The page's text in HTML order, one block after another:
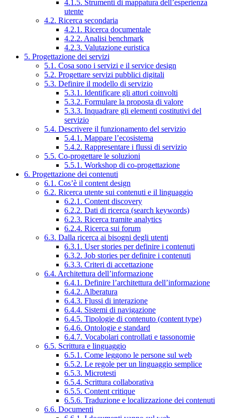
4.1.5. Strumenti di mappatura dell’esperienza
utente
4.2. Ricerca secondaria
4.2.1. Ricerca documentale
4.2.2. Analisi benchmark
4.2.3. Valutazione euristica
5. Progettazione dei servizi
5.1. Cosa sono i servizi e il service design
5.2. Progettare servizi pubblici digitali
5.3. Definire il modello di servizio
5.3.1. Identificare gli attori coinvolti
5.3.2. Formulare la proposta di valore
5.3.3. Inquadrare gli elementi costitutivi del
servizio
5.4. Descrivere il funzionamento del servizio
5.4.1. Mappare l’ecosistema
5.4.2. Rappresentare i flussi di servizio
5.5. Co-progettare le soluzioni
5.5.1. Workshop di co-progettazione
6. Progettazione dei contenuti
6.1. Cos’è il content design
6.2. Ricerca utente sui contenuti e il linguaggio
6.2.1. Content discovery
6.2.2. Dati di ricerca (search keywords)
6.2.3. Ricerca tramite analytics
6.2.4. Ricerca sui forum
6.3. Dalla ricerca ai bisogni degli utenti
6.3.1. User stories per definire i contenuti
6.3.2. Job stories per definire i contenuti
6.3.3. Criteri di accettazione
6.4. Architettura dell’informazione
6.4.1. Definire l’architettura dell’informazione
6.4.2. Alberatura
6.4.3. Flussi di interazione
6.4.4. Sistemi di navigazione
6.4.5. Tipologie di contenuto (content type)
6.4.6. Ontologie e standard
6.4.7. Vocabolari controllati e tassonomie
6.5. Scrittura e linguaggio
6.5.1. Come leggono le persone sul web
6.5.2. Le regole per un linguaggio semplice
6.5.3. Microtesti
6.5.4. Scrittura collaborativa
6.5.5. Content critique
6.5.6. Traduzione e localizzazione dei contenuti
6.6. Documenti